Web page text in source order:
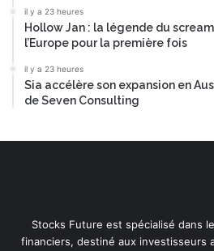
il y a 23 heures
Hollow Jan : la légende du
l’Europe pour la première fois
il y a 23 heures
Sia accélère son expansion en
de Seven Consulting
Stocks Future est spécialisé dans
financiers, destiné aux investisseurs